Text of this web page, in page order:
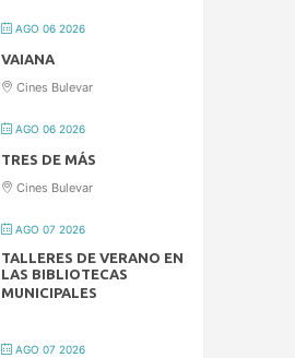
AGO 06 2026
VAIANA
Cines Bulevar
AGO 06 2026
TRES DE MÁS
Cines Bulevar
AGO 07 2026
TALLERES DE VERANO EN
LAS BIBLIOTECAS
MUNICIPALES
AGO 07 2026